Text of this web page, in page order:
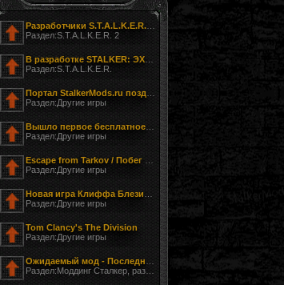
Раздел:S.T.A.L.K.E.R. 2
Раздел:S.T.A.L.K.E.R.
Раздел:Другие игры
Раздел:Другие игры
Раздел:Другие игры
Раздел:Другие игры
Tom Clancy's The Division
Раздел:Другие игры
Раздел:Моддинг Сталкер, разработка модов